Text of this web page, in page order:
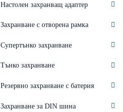
Настолен захранващ адаптер
Захранване с отворена рамка
Супертънко захранване
Тънко захранване
Резервно захранване с батерия
Захранване за DIN шина